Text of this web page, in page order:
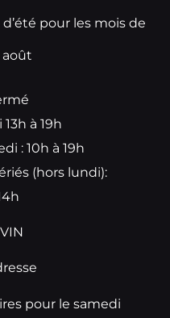
pour les mois de
à 19h
: 10h à 19h
(hors lundi):
pour le samedi